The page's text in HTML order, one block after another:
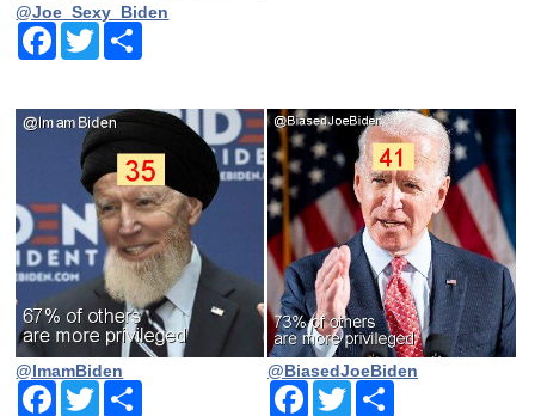
@Joe_Sexy_Biden
Facebook
Twitter
@ImamBiden
Facebook
Twitter
@BiasedJoeBiden
Facebook
TwitterShare